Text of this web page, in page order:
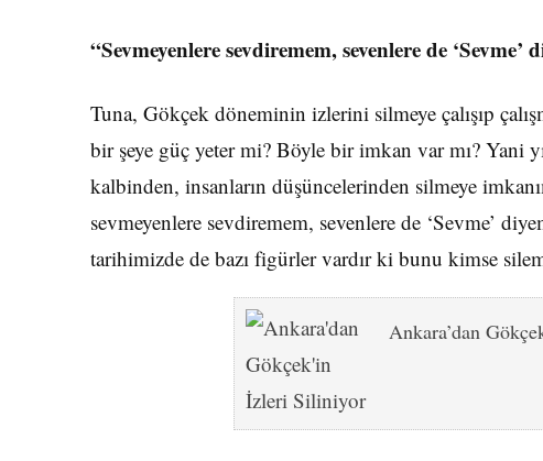
“Sevmeyenlere sevdiremem, sevenlere de ‘Sevme’
Tuna, Gökçek döneminin izlerini silmeye çalışıp
bir şeye güç yeter mi? Böyle bir imkan var mı? Yani
kalbinden, insanların düşüncelerinden silmeye
sevmeyenlere sevdiremem, sevenlere de ‘Sevme’
tarihimizde de bazı figürler vardır ki bunu kimse
Ankara’dan